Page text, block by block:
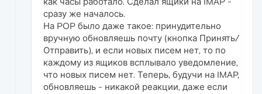
сразу же началось.
На POP было даже такое: принудительно
вручную обновляешь почту (кнопка Принять/
Отправить), и если новых писем нет, то по
каждому из ящиков всплывало уведомление,
что новых писем нет. Теперь, будучи на IMAP,
обновляешь - никакой реакции, даже если